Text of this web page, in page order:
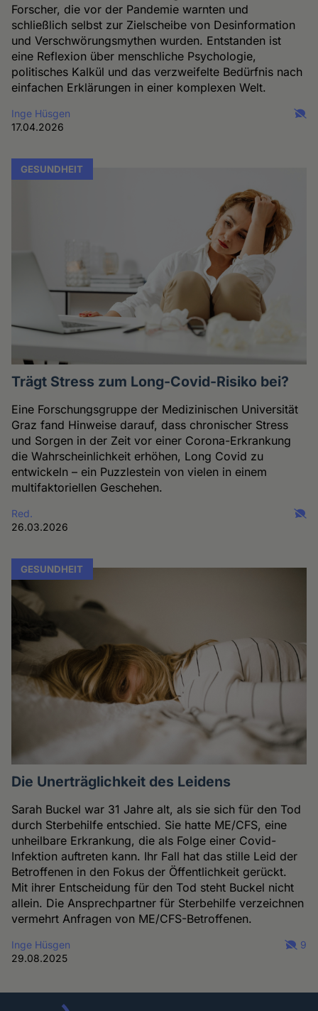
Forscher, die vor der Pandemie warnten und
schließlich selbst zur Zielscheibe von Desinformation
und Verschwörungsmythen wurden. Entstanden ist
eine Reflexion über menschliche Psychologie,
politisches Kalkül und das verzweifelte Bedürfnis nach
einfachen Erklärungen in einer komplexen Welt.
Inge Hüsgen
17.04.2026
GESUNDHEIT
Trägt Stress zum Long-Covid-Risiko bei?
Eine Forschungsgruppe der Medizinischen Universität
Graz fand Hinweise darauf, dass chronischer Stress
und Sorgen in der Zeit vor einer Corona-Erkrankung
die Wahrscheinlichkeit erhöhen, Long Covid zu
entwickeln – ein Puzzlestein von vielen in einem
multifaktoriellen Geschehen.
Red.
26.03.2026
GESUNDHEIT
Die Unerträglichkeit des Leidens
Sarah Buckel war 31 Jahre alt, als sie sich für den Tod
durch Sterbehilfe entschied. Sie hatte ME/CFS, eine
unheilbare Erkrankung, die als Folge einer Covid-
Infektion auftreten kann. Ihr Fall hat das stille Leid der
Betroffenen in den Fokus der Öffentlichkeit gerückt.
Mit ihrer Entscheidung für den Tod steht Buckel nicht
allein. Die Ansprechpartner für Sterbehilfe verzeichnen
vermehrt Anfragen von ME/CFS-Betroffenen.
Inge Hüsgen
29.08.2025
9